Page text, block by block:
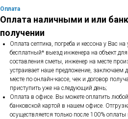
Оплата
Оплата наличными и или
получении
Оплата септика, погреба и кессона у Вас на
бесплатный* выезд инженера на объект
составления сметы, инженер на месте
устраивает наше предложение, заключаем
месте по онлайн-кассе, чек и договор
приступить уже на следующий день;
Оплата в офисе. Вы можете оплатить
банковской картой в нашем офисе.
осуществляется только после 100%